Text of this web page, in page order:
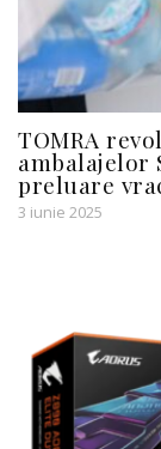
TOMRA
ambalajelor
preluare
3 iunie 2025